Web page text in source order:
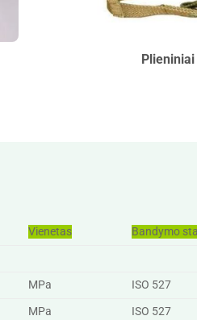
Vienetas
Bandymo
MPa
ISO 527
MPa
ISO 527